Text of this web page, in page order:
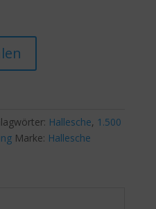
t
n
a
Hallesche, 1.500
Marke: Hallesche